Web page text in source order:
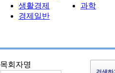
생활경제
경제일반
과학
목회자명